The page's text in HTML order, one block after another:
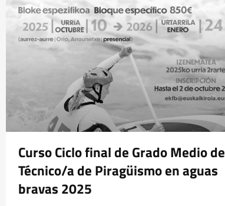
Curso Ciclo final de Grado Medio de
Técnico/a de Piragüismo en aguas
bravas 2025